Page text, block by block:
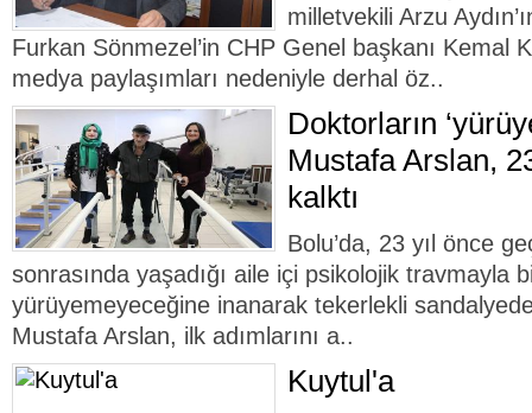
milletvekili Arzu
Furkan Sönmezel’in CHP Genel başkanı Kemal
medya paylaşımları nedeniyle derhal öz..
Doktorların
Mustafa Arslan,
kalktı
Bolu’da, 23 yıl önce
sonrasında yaşadığı aile içi psikolojik travmayla
yürüyemeyeceğine inanarak tekerlekli
Mustafa Arslan, ilk adımlarını a..
Kuytul'a